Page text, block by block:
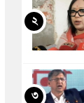
২
৩